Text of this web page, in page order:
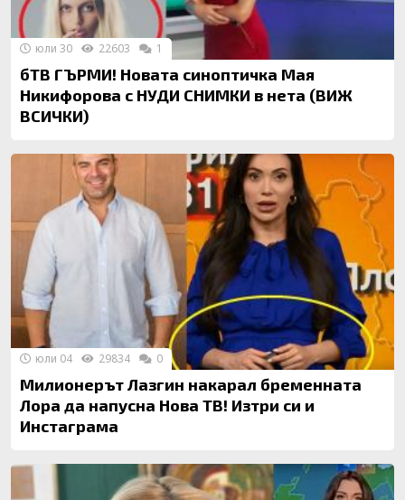
бТВ ГЪРМИ! Новата синоптичка Мая
Никифорова с НУДИ СНИМКИ в нета (ВИЖ
ВСИЧКИ)
юли 30 22603 1
Милионерът Лазгин накарал бременната
Лора да напусна Нова ТВ! Изтри си и
Инстаграма
юли 04 29834 0